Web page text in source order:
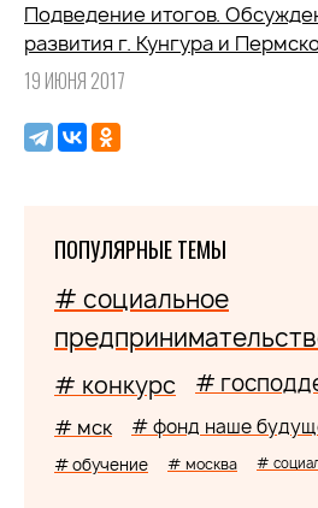
Подведение итогов.
развития г. Кунгура и
19 ИЮНЯ 2017
ПОПУЛЯРНЫЕ ТЕМЫ
# социальное
# конкурс #
# мск # фонд наше
# обучение # москва #